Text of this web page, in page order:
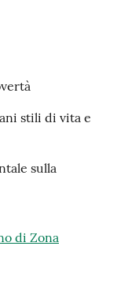
stili di vita e
sulla
di Zona